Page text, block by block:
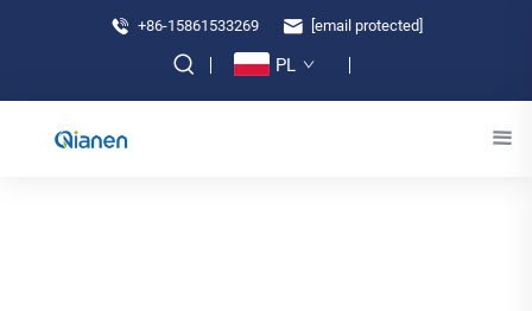
+86-15861533269 [email protected]
PL